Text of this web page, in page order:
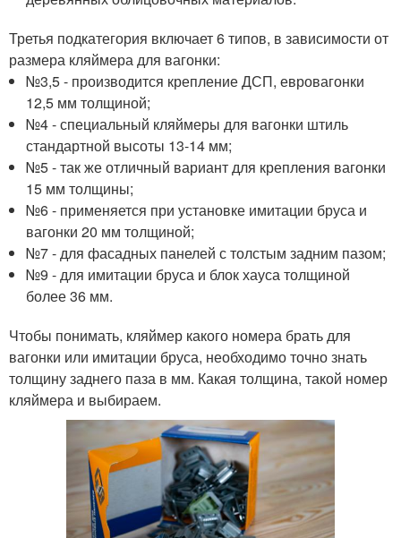
Третья подкатегория включает 6 типов, в зависимости от
размера кляймера для вагонки:
№3,5 - производится крепление ДСП, евровагонки
12,5 мм толщиной;
№4 - специальный кляймеры для вагонки штиль
стандартной высоты 13-14 мм;
№5 - так же отличный вариант для крепления вагонки
15 мм толщины;
№6 - применяется при установке имитации бруса и
вагонки 20 мм толщиной;
№7 - для фасадных панелей с толстым задним пазом;
№9 - для имитации бруса и блок хауса толщиной
более 36 мм.
Чтобы понимать, кляймер какого номера брать для
вагонки или имитации бруса, необходимо точно знать
толщину заднего паза в мм. Какая толщина, такой номер
кляймера и выбираем.